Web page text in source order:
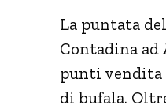
La puntata
Contadina ad
punti vendita
di bufala.